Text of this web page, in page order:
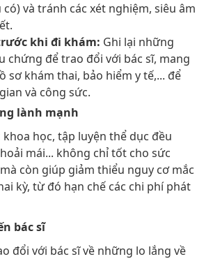
và tránh các xét nghiệm, siêu âm
khi đi khám: Ghi lại những
chứng để trao đổi với bác sĩ, mang
sơ khám thai, bảo hiểm y tế,... để
và công sức.
lành mạnh
học, tập luyện thể dục đều
mái... không chỉ tốt cho sức
còn giúp giảm thiểu nguy cơ mắc
kỳ, từ đó hạn chế các chi phí phát
bác sĩ
đổi với bác sĩ về những lo lắng về